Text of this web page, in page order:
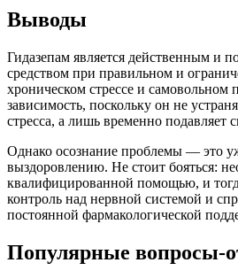
Выводы
Гидазепам является действенным и
средством при правильном и
хроническом стрессе и самовольном
зависимость, поскольку он не
стресса, а лишь временно подавляет
Однако осознание проблемы — это
выздоровлению. Не стоит бояться:
квалифицированной помощью, и
контроль над нервной системой и
постоянной фармакологической
Популярные вопросы-